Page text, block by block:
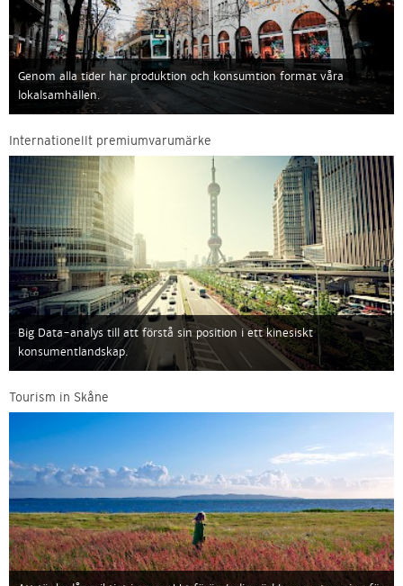
Genom alla tider har produktion och konsumtion format våra
lokalsamhällen.
Internationellt premiumvarumärke
Big Data-analys till att förstå sin position i ett kinesiskt
konsumentlandskap.
Tourism in Skåne